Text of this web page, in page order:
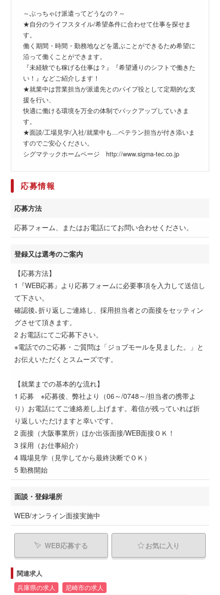
～ぶっちゃけ派遣ってどうなの？～
★自分のライフスタイル/希望条件に合わせて仕事を探せま
す。
働く期間・時間・勤務地などを選ぶことができるため希望に
沿って働くことができます。
『未経験でも稼げる仕事は？』『希望通りのシフトで働きた
い！』などご紹介します！
★就業中は営業担当が派遣先とのパイプ役として定期的な支
援を行い、
快適に働ける環境を万全の体制でバックアップしていきま
す。
★面談/工場見学/入社/就業中も…ベテラン担当が付き添いま
すのでご安心ください。
シグマテックホームページ http://www.sigma-tec.co.jp
応募情報
応募方法
応募フォーム、またはお電話にてお問い合わせください。
登録又は選考のご案内
【応募方法】
1『WEB応募』より応募フォームに必要事項を入力して送信し
て下さい。
確認後､折り返しご連絡し、採用担当者との面接をセッティン
グさせて頂きます。
2 お電話にてご応募下さい。
※電話でのご応募・ご質問は「ジョブモールを見ました。」と
お伝えいただくとスムーズです。
【就業までの基本的な流れ】
1 応募 ※応募後、弊社より（06～/0748～/担当者の携帯よ
り）お電話にてご連絡差し上げます。着信が残っていれば折
り返しいただけますと幸いです。
2 面接（大阪事業所）ほか出張面接/WEB面接ＯＫ！
3 採用（お仕事紹介）
4 職場見学（見学してから最終決断でＯＫ）
5 勤務開始
面談・登録場所
WEB/オンライン面接実施中
WEB応募する お気に入り
関連求人
兵庫県の求人
尼崎市の求人